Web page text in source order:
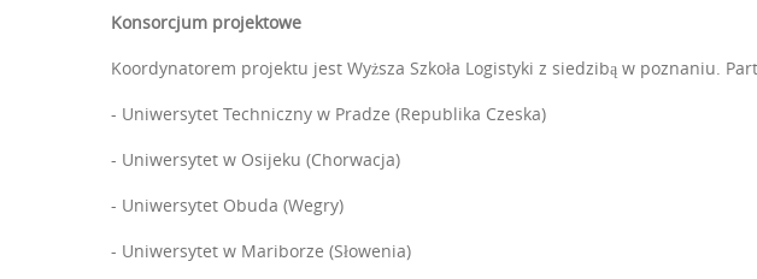
Konsorcjum projektowe
Koordynatorem projektu jest Wyższa Szkoła Logistyki z siedzibą w poznaniu.
- Uniwersytet Techniczny w Pradze (Republika Czeska)
- Uniwersytet w Osijeku (Chorwacja)
- Uniwersytet Obuda (Wegry)
- Uniwersytet w Mariborze (Słowenia)